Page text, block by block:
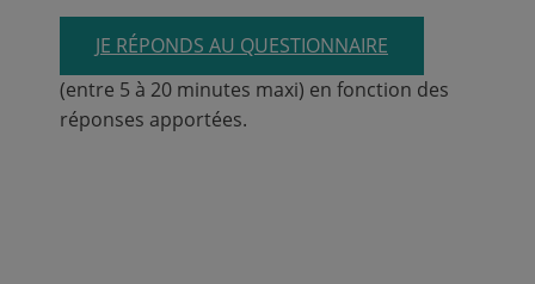
JE RÉPONDS AU QUESTIONNAIRE
(entre 5 à 20 minutes maxi) en fonction des
réponses apportées.